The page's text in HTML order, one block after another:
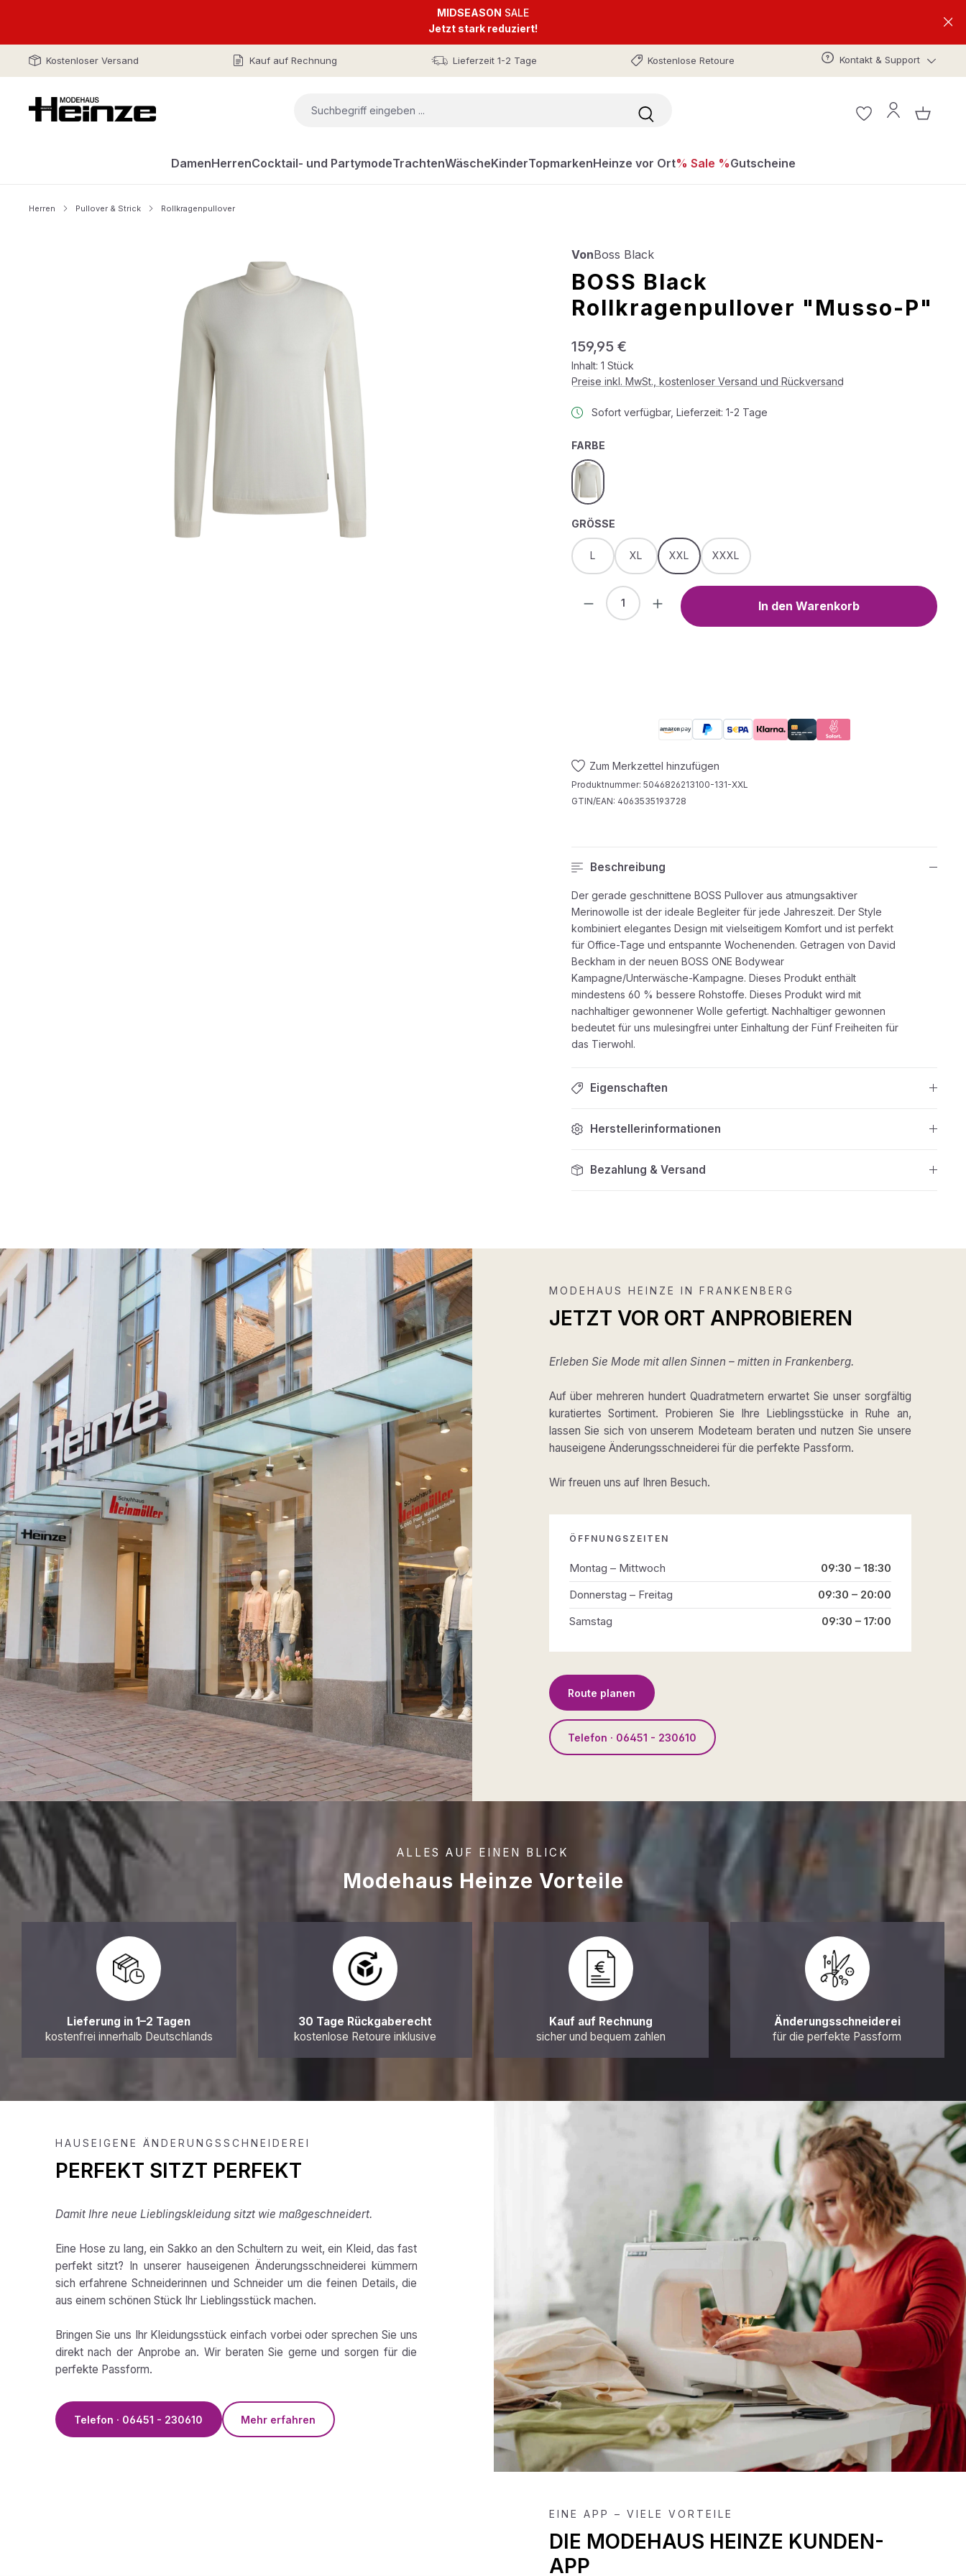
MIDSEASON SALE
Jetzt stark reduziert!
Kostenloser Versand Kauf auf Rechnung Lieferzeit 1-2 Tage Kostenlose Retoure Kontakt & Support
DamenHerrenCocktail- und PartymodeTrachtenWäscheKinderTopmarkenHeinze vor Ort% Sale %Gutscheine
Herren Pullover & Strick Rollkragenpullover
VonBoss Black
BOSS Black
Rollkragenpullover "Musso-P"
Regulärer Preis:
159,95 €
Inhalt: 1 Stück
Preise inkl. MwSt., kostenloser Versand und Rückversand
Sofort verfügbar, Lieferzeit: 1-2 Tage
FARBEAUSWÄHLEN
open white
GRÖSSE AUSWÄHLEN
L XL XXL XXXL
Produkt Anzahl: Gib den gewünschten Wert
In den Warenkorb
Zum Merkzettel hinzufügen
Produktnummer: 5046826213100-131-XXL
GTIN/EAN: 4063535193728
Beschreibung
Der gerade geschnittene BOSS Pullover aus atmungsaktiver
Merinowolle ist der ideale Begleiter für jede Jahreszeit. Der Style
kombiniert elegantes Design mit vielseitigem Komfort und ist perfekt
für Office-Tage und entspannte Wochenenden. Getragen von David
Beckham in der neuen BOSS ONE Bodywear
Kampagne/Unterwäsche-Kampagne. Dieses Produkt enthält
mindestens 60 % bessere Rohstoffe. Dieses Produkt wird mit
nachhaltiger gewonnener Wolle gefertigt. Nachhaltiger gewonnen
bedeutet für uns mulesingfrei unter Einhaltung der Fünf Freiheiten für
das Tierwohl.
Eigenschaften
Herstellerinformationen
Bezahlung & Versand
MODEHAUS HEINZE IN FRANKENBERG
JETZT VOR ORT ANPROBIEREN
Erleben Sie Mode mit allen Sinnen – mitten in Frankenberg.
Auf über mehreren hundert Quadratmetern erwartet Sie unser sorgfältig
kuratiertes Sortiment. Probieren Sie Ihre Lieblingsstücke in Ruhe an,
lassen Sie sich von unserem Modeteam beraten und nutzen Sie unsere
hauseigene Änderungsschneiderei für die perfekte Passform.
Wir freuen uns auf Ihren Besuch.
ÖFFNUNGSZEITEN
Montag – Mittwoch
09:30 – 18:30
Donnerstag – Freitag
09:30 – 20:00
Samstag
09:30 – 17:00
Route planen
Telefon · 06451 - 230610
ALLES AUF EINEN BLICK
Modehaus Heinze Vorteile
Lieferung in 1–2 Tagen
kostenfrei innerhalb Deutschlands
30 Tage Rückgaberecht
kostenlose Retoure inklusive
Kauf auf Rechnung
sicher und bequem zahlen
Änderungsschneiderei
für die perfekte Passform
HAUSEIGENE ÄNDERUNGSSCHNEIDEREI
PERFEKT SITZT PERFEKT
Damit Ihre neue Lieblingskleidung sitzt wie maßgeschneidert.
Eine Hose zu lang, ein Sakko an den Schultern zu weit, ein Kleid, das fast
perfekt sitzt? In unserer hauseigenen Änderungsschneiderei kümmern
sich erfahrene Schneiderinnen und Schneider um die feinen Details, die
aus einem schönen Stück Ihr Lieblingsstück machen.
Bringen Sie uns Ihr Kleidungsstück einfach vorbei oder sprechen Sie uns
direkt nach der Anprobe an. Wir beraten Sie gerne und sorgen für die
perfekte Passform.
Telefon · 06451 - 230610 Mehr erfahren
EINE APP – VIELE VORTEILE
DIE MODEHAUS HEINZE KUNDEN-
APP